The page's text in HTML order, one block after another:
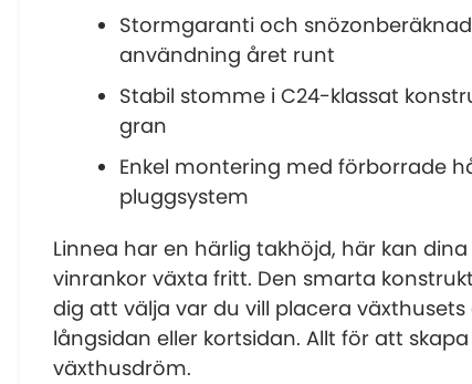
Stormgaranti och
användning året runt
Stabil stomme i C24-klassat
gran
Enkel montering med förborrade
pluggsystem
Linnea har en härlig takhöjd, här kan
vinrankor växta fritt. Den smarta
dig att välja var du vill placera
långsidan eller kortsidan. Allt för att
växthusdröm.